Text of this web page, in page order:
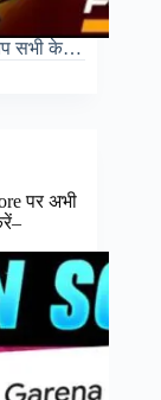
सभी के…
पर अभी